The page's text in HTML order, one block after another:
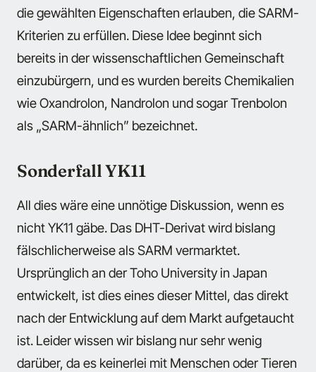
die gewählten Eigenschaften erlauben, die SARM-
Kriterien zu erfüllen. Diese Idee beginnt sich
bereits in der wissenschaftlichen Gemeinschaft
einzubürgern, und es wurden bereits Chemikalien
wie Oxandrolon, Nandrolon und sogar Trenbolon
als „SARM-ähnlich” bezeichnet.
Sonderfall YK11
All dies wäre eine unnötige Diskussion, wenn es
nicht YK11 gäbe. Das DHT-Derivat wird bislang
fälschlicherweise als SARM vermarktet.
Ursprünglich an der Toho University in Japan
entwickelt, ist dies eines dieser Mittel, das direkt
nach der Entwicklung auf dem Markt aufgetaucht
ist. Leider wissen wir bislang nur sehr wenig
darüber, da es keinerlei mit Menschen oder Tieren